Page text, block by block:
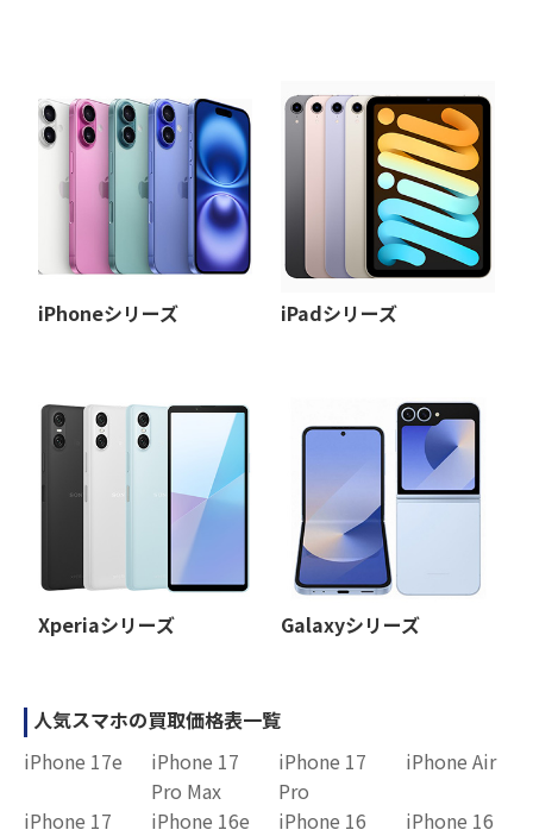
iPhoneシリーズ iPadシリーズ
Xperiaシリーズ Galaxyシリーズ
人気スマホの買取価格表一覧
iPhone 17e
iPhone 17
Pro Max
iPhone 17
Pro
iPhone Air
iPhone 17 iPhone 16e
iPhone 16
iPhone 16